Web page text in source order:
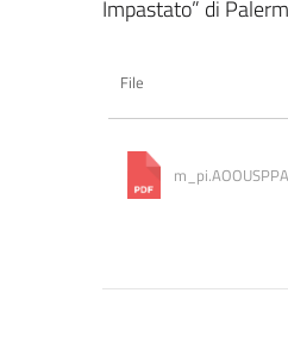
Impastato” di
File